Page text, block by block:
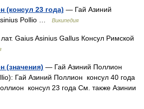
(консул 23 года) — Гай Азиний
Pollio …
Википедия
Gaius Asinius Gallus Консул Римской
(значения) — Гай Азиний Поллион
Гай Азиний Поллион консул 40 года
консул 23 года См. также Азинии